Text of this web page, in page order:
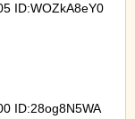
ID:WOZkA8eY0
ID:28og8N5WA